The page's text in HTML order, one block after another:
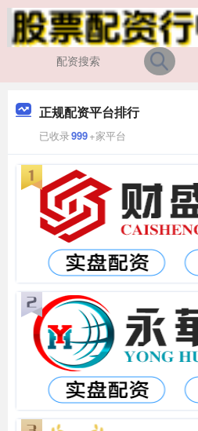
正规配资平台排行
已收录999+家平台